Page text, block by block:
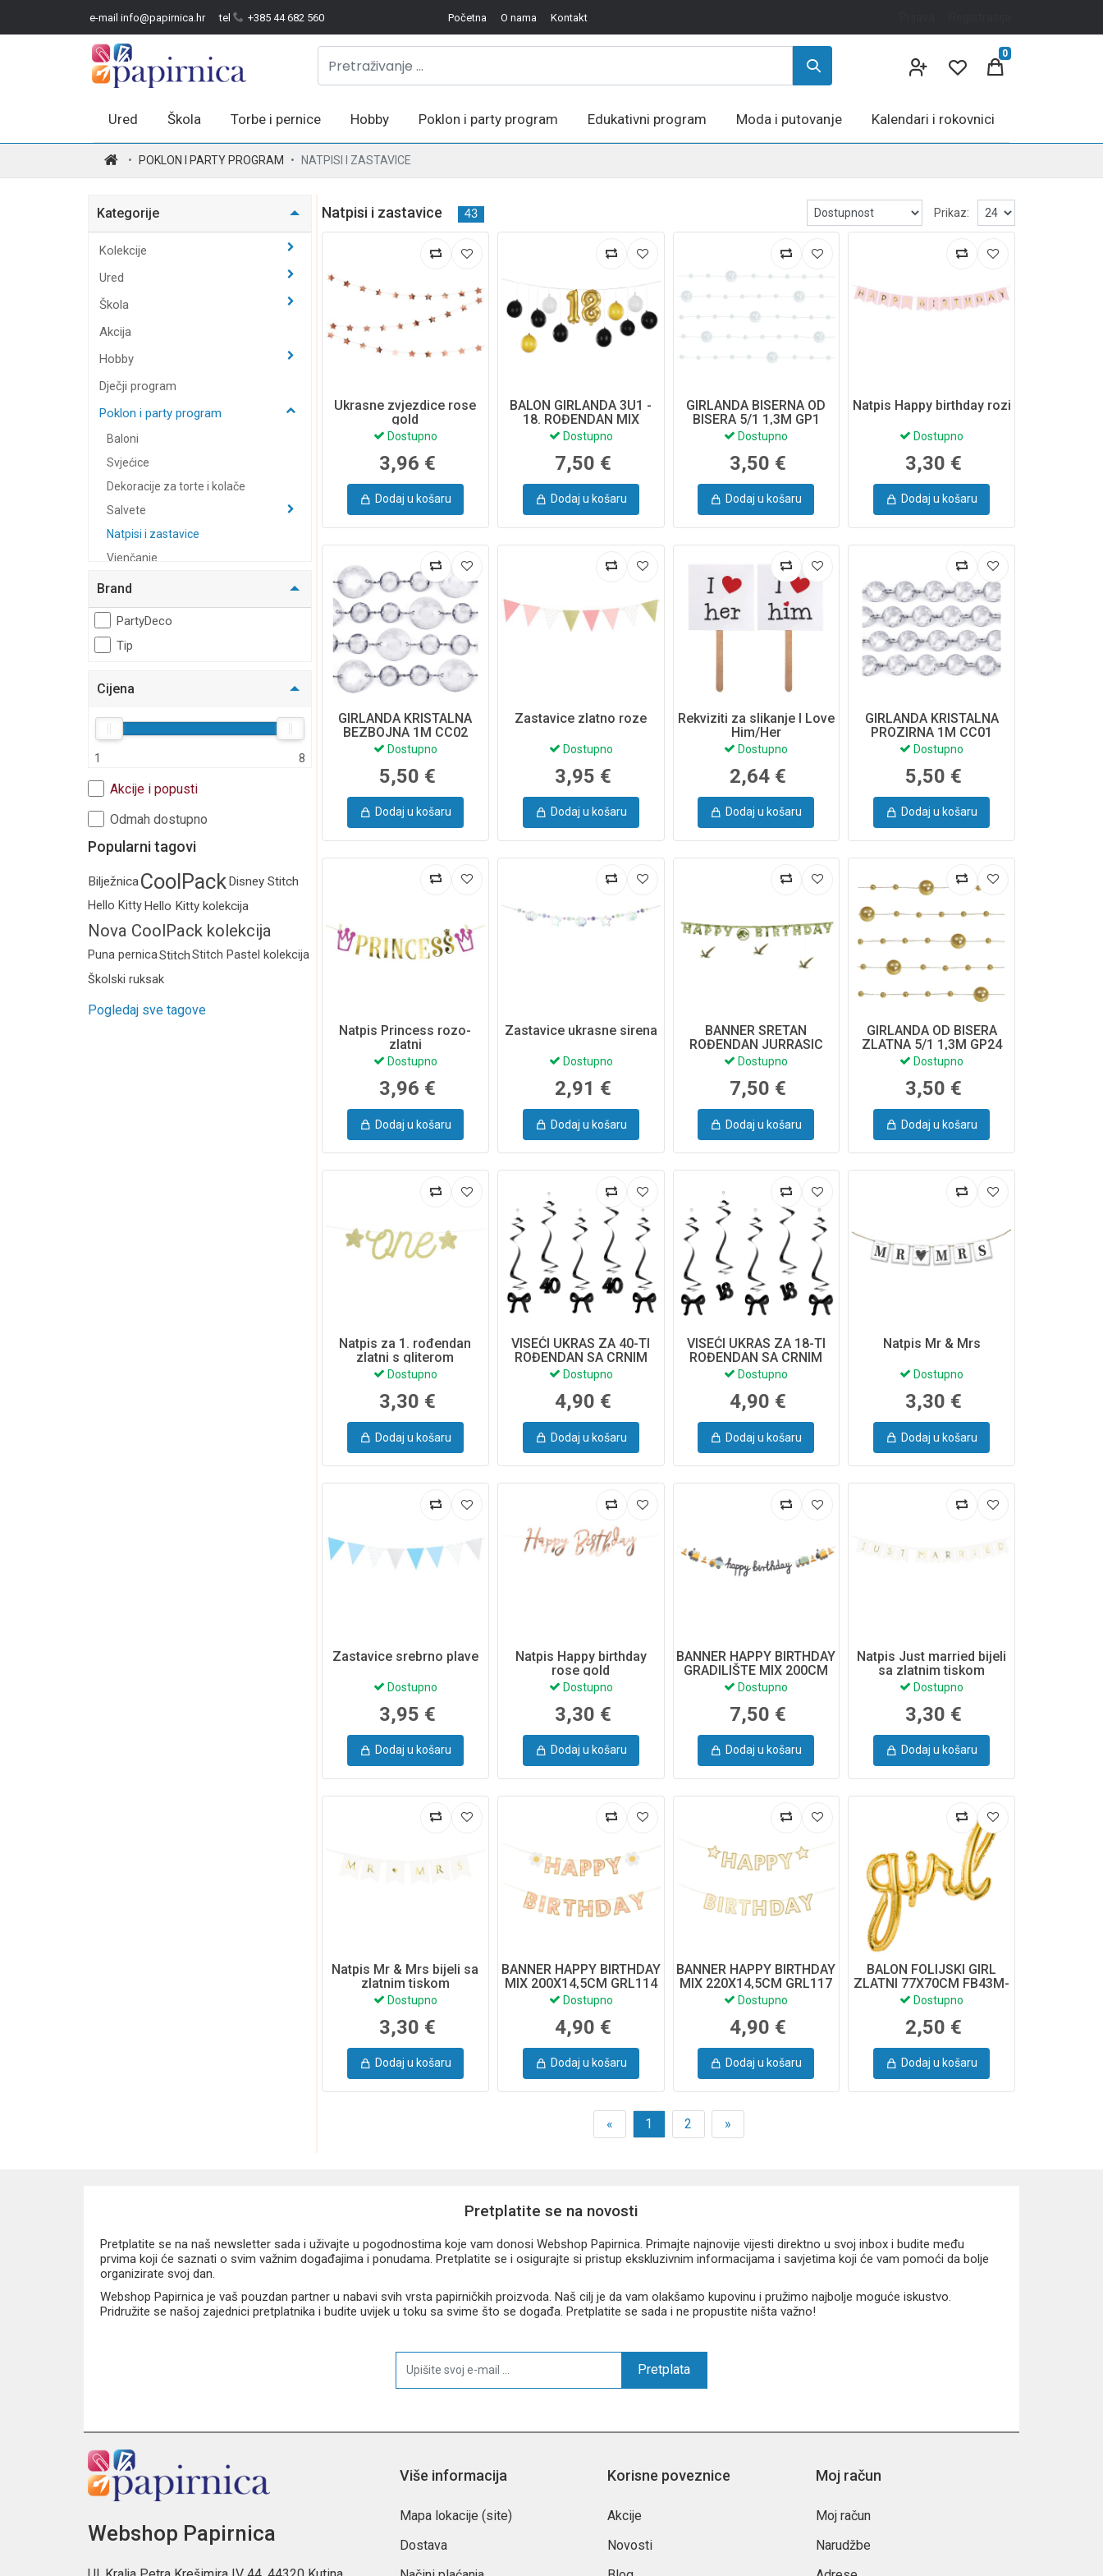
e-mail info@papirnica.hr tel +385 44 682 560 Početna O nama Kontakt
0
Ured Škola Torbe i pernice Hobby Poklon i party program Edukativni program Moda i putovanje Kalendari i rokovnici
POKLON I PARTY PROGRAM NATPISI I ZASTAVICE
Kategorije
Kolekcije
Ured
Škola
Akcija
Hobby
Dječji program
Poklon i party program
Baloni
Svjećice
Dekoracije za torte i kolače
Salvete
Natpisi i zastavice
Vjenčanje
Slamke
Poklon program
Krune
Konfete
Edukativni program
Brand
PartyDeco
Tip
Cijena
1 8
Akcije i popusti
Odmah dostupno
Popularni tagovi
BilježnicaCoolPackDisney Stitch
Hello KittyHello Kitty kolekcija
Nova CoolPack kolekcija
2026.
Puna pernicaStitchStitch Pastel kolekcija
Školski ruksak
Pogledaj sve tagove
Natpisi i zastavice 43 Prikaz:
Ukrasne zvjezdice rose
gold
Dostupno
3,96 €
Dodaj u košaru
BALON GIRLANDA 3U1 -
18. ROĐENDAN MIX
260X32CM GBN20-18-019
Dostupno
7,50 €
Dodaj u košaru
GIRLANDA BISERNA OD
BISERA 5/1 1,3M GP1
Dostupno
3,50 €
Dodaj u košaru
Natpis Happy birthday rozi
Dostupno
3,30 €
Dodaj u košaru
GIRLANDA KRISTALNA
BEZBOJNA 1M CC02
Dostupno
5,50 €
Dodaj u košaru
Zastavice zlatno roze
Dostupno
3,95 €
Dodaj u košaru
Rekviziti za slikanje I Love
Him/Her
Dostupno
2,64 €
Dodaj u košaru
GIRLANDA KRISTALNA
PROZIRNA 1M CC01
Dostupno
5,50 €
Dodaj u košaru
Natpis Princess rozo-
zlatni
Dostupno
3,96 €
Dodaj u košaru
Zastavice ukrasne sirena
Dostupno
2,91 €
Dodaj u košaru
BANNER SRETAN
ROĐENDAN JURRASIC
WORLD 45X165CM MIX
GRL131
Dostupno
7,50 €
Dodaj u košaru
GIRLANDA OD BISERA
ZLATNA 5/1 1,3M GP24
Dostupno
3,50 €
Dodaj u košaru
Natpis za 1. rođendan
zlatni s gliterom
Dostupno
3,30 €
Dodaj u košaru
VISEĆI UKRAS ZA 40-TI
ROĐENDAN SA CRNIM
MAŠNAMA 50CM 5/1
SWID7-40-10
Dostupno
4,90 €
Dodaj u košaru
VISEĆI UKRAS ZA 18-TI
ROĐENDAN SA CRNIM
MAŠNAMA 50CM 5/1
SWID7-18-010
Dostupno
4,90 €
Dodaj u košaru
Natpis Mr & Mrs
Dostupno
3,30 €
Dodaj u košaru
Zastavice srebrno plave
Dostupno
3,95 €
Dodaj u košaru
Natpis Happy birthday
rose gold
Dostupno
3,30 €
Dodaj u košaru
BANNER HAPPY BIRTHDAY
GRADILIŠTE MIX 200CM
GRL104
Dostupno
7,50 €
Dodaj u košaru
Natpis Just married bijeli
sa zlatnim tiskom
Dostupno
3,30 €
Dodaj u košaru
Natpis Mr & Mrs bijeli sa
zlatnim tiskom
Dostupno
3,30 €
Dodaj u košaru
BANNER HAPPY BIRTHDAY
MIX 200X14,5CM GRL114
Dostupno
4,90 €
Dodaj u košaru
BANNER HAPPY BIRTHDAY
MIX 220X14,5CM GRL117
Dostupno
4,90 €
Dodaj u košaru
BALON FOLIJSKI GIRL
ZLATNI 77X70CM FB43M-
019
Dostupno
2,50 €
Dodaj u košaru
« 1 2 »
Pretplatite se na novosti
Pretplatite se na naš newsletter sada i uživajte u pogodnostima koje vam donosi Webshop Papirnica. Primajte najnovije vijesti direktno u svoj inbox i budite među
prvima koji će saznati o svim važnim događajima i ponudama. Pretplatite se i osigurajte si pristup ekskluzivnim informacijama i savjetima koji će vam pomoći da bolje
organizirate svoj dan.
Webshop Papirnica je vaš pouzdan partner u nabavi svih vrsta papirničkih proizvoda. Naš cilj je da vam olakšamo kupovinu i pružimo najbolje moguće iskustvo.
Pridružite se našoj zajednici pretplatnika i budite uvijek u toku sa svime što se događa. Pretplatite se sada i ne propustite ništa važno!
Pretplata
Webshop Papirnica
Više informacija
Mapa lokacije (site)
Dostava
Korisne poveznice
Akcije
Novosti
Moj račun
Moj račun
Narudžbe